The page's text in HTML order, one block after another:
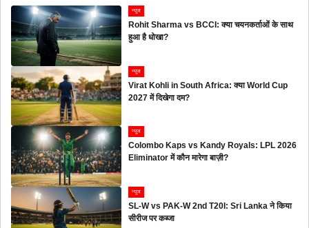
न्यूज
Rohit Sharma vs BCCI: क्या चयनकर्ताओं के साथ
हुआ है धोखा?
न्यूज
Virat Kohli in South Africa: क्या World Cup
2027 में दिखेगा दम?
न्यूज
Colombo Kaps vs Kandy Royals: LPL 2026
Eliminator में कौन मारेगा बाज़ी?
न्यूज
SL-W vs PAK-W 2nd T20I: Sri Lanka ने किया
सीरीज पर कब्जा